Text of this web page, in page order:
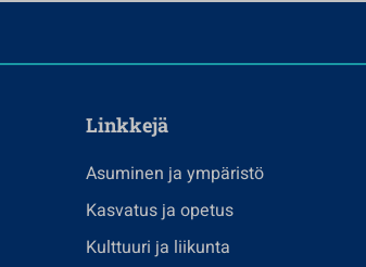
Linkkejä
Asuminen ja ympäristö
Kasvatus ja opetus
Kulttuuri ja liikunta